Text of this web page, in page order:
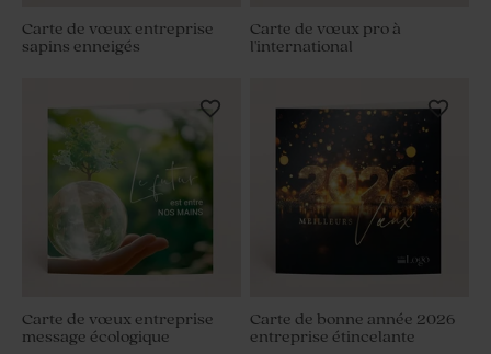
Carte de vœux entreprise
sapins enneigés
Carte de vœux pro à
l'international
Carte de vœux entreprise
message écologique
Carte de bonne année 2026
entreprise étincelante